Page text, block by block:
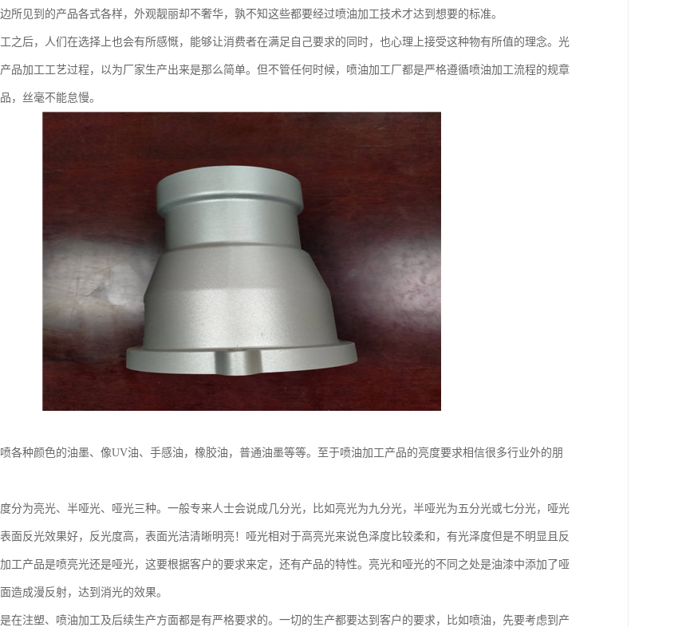
所见到的产品各式各样，外观靓丽却不奢华，孰不知这些都要经过喷油加工技术才达到想要的标准。
之后，人们在选择上也会有所感慨，能够让消费者在满足自己要求的同时，也心理上接受这种物有所值的理念。光
品加工工艺过程，以为厂家生产出来是那么简单。但不管任何时候，喷油加工厂都是严格遵循喷油加工流程的规章
，丝毫不能怠慢。
各种颜色的油墨、像UV油、手感油，橡胶油，普通油墨等等。至于喷油加工产品的亮度要求相信很多行业外的朋
分为亮光、半哑光、哑光三种。一般专来人士会说成几分光，比如亮光为九分光，半哑光为五分光或七分光，哑光
面反光效果好，反光度高，表面光洁清晰明亮！哑光相对于高亮光来说色泽度比较柔和，有光泽度但是不明显且反
工产品是喷亮光还是哑光，这要根据客户的要求来定，还有产品的特性。亮光和哑光的不同之处是油漆中添加了哑
造成漫反射，达到消光的效果。
在注塑、喷油加工及后续生产方面都是有严格要求的。一切的生产都要达到客户的要求，比如喷油，先要考虑到产